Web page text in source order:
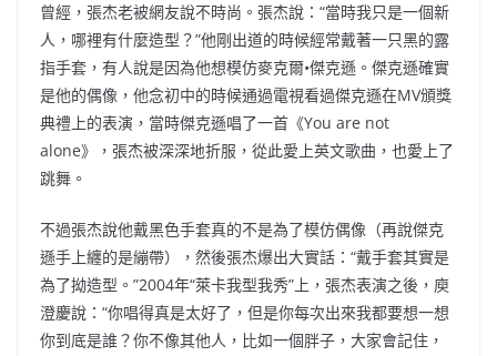
曾經，張杰老被網友說不時尚。張杰說：“當時我只是一個新
人，哪裡有什麼造型？”他剛出道的時候經常戴著一只黑的露
指手套，有人說是因為他想模仿麥克爾•傑克遜。傑克遜確實
是他的偶像，他念初中的時候通過電視看過傑克遜在MV頒獎
典禮上的表演，當時傑克遜唱了一首《You are not
alone》，張杰被深深地折服，從此愛上英文歌曲，也愛上了
跳舞。
不過張杰說他戴黑色手套真的不是為了模仿偶像（再說傑克
遜手上纏的是繃帶），然後張杰爆出大實話：“戴手套其實是
為了拗造型。”2004年“萊卡我型我秀”上，張杰表演之後，庾
澄慶說：“你唱得真是太好了，但是你每次出來我都要想一想
你到底是誰？你不像其他人，比如一個胖子，大家會記住，